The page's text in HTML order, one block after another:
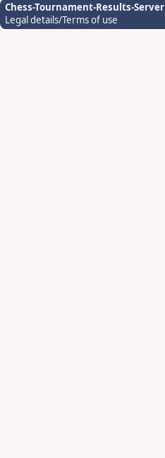
Chess-Tournament-Results-Server
Legal details/Terms of use